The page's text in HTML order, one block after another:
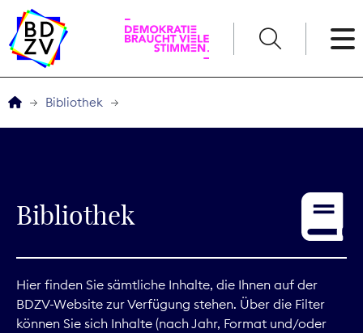
Service
Digitales
Bibliothek
Bibliothek
Hier finden Sie sämtliche Inhalte, die Ihnen auf der
BDZV-Website zur Verfügung stehen. Über die Filter
können Sie sich Inhalte (nach Jahr, Format und/oder